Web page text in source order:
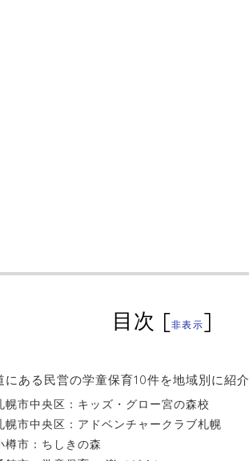
目次 [非表示]
にある民営の学童保育10件を地域別に紹介
幌市中央区：キッズ・グロー宮の森校
幌市中央区：アドベンチャークラブ札幌
樽市：ちしきの森